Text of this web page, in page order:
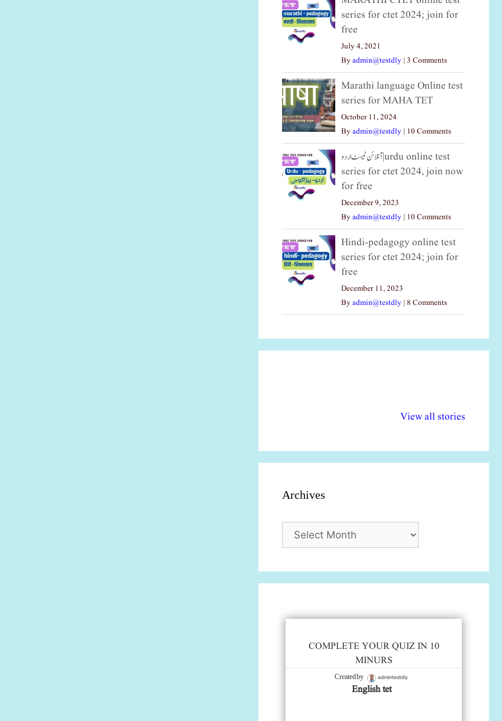
series for ctet 2024; join for
free
July 4, 2021
Byadmin@testdly | 3 Comments
Marathi language Online test
series for MAHA TET
October 11, 2024
Byadmin@testdly | 10 Comments
آنلائن ٹیسٹ اردو|urdu online test
series for ctet 2024, join now
for free
December 9, 2023
Byadmin@testdly | 10 Comments
Hindi-pedagogy online test
series for ctet 2024; join for
free
December 11, 2023
Byadmin@testdly | 8 Comments
View all stories
अधिकार दिवस| 18
Archives
Archives
COMPLETE YOUR QUIZ IN 10
MINURS
Created by admintestdly
English tet